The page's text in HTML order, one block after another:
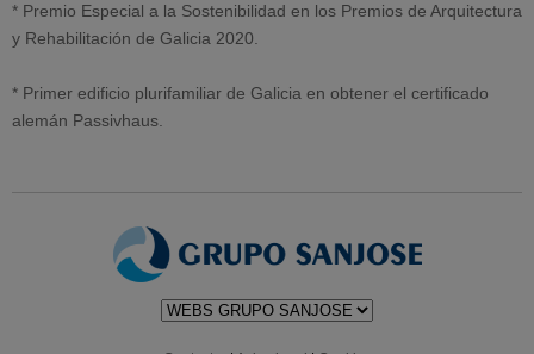
* Premio Especial a la Sostenibilidad en los Premios de Arquitectura
y Rehabilitación de Galicia 2020.
* Primer edificio plurifamiliar de Galicia en obtener el certificado
alemán Passivhaus.